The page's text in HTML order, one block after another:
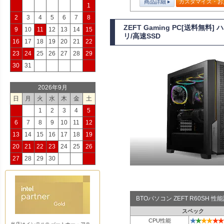
商品詳細 カスタマイズ・
ZEFT Gaming PC[送料無料]
リ/高速SSD
BTOパソコン ZEFT R60SH 性
スペック
CPU性能
★★★★★★
1
2
3 4 5 6 7
8
9
10 11 12 13 14
15
16
17 18 19 20 21
22
23
24 25 26 27 28
29
30
31
2026年9月
日
月 火 水 木 金
土
1
2 3 4
5
6
7 8 9 10 11
12
13
14 15 16 17 18
19
20
21 22 23 24 25
26
27
28 29 30